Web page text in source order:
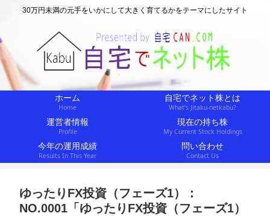
30万円未満の元手をいかにして大きく育てるかをテーマにしたサイト
ホーム
Home
自宅でネット株とは
What’s Jitaku-netkabu?
運営者情報
Profile
現在の持ち株
My Current Stock Holdings
今年の運用成績
Results In This Year
問い合わせ
Contact Us
ゆったりFX投資（フェーズ1）：
NO.0001「ゆったりFX投資（フェーズ1）